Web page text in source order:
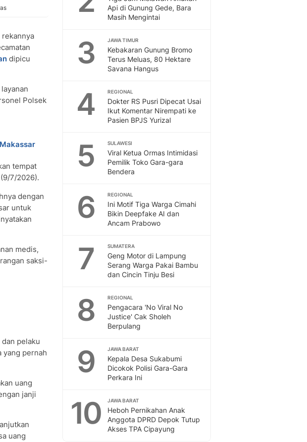
dipicu
Polsek
tempat
7/2026).
dengan
untuk
medis,
saksi-
pelaku
yang pernah
uang
janji
uang
Api di Gunung Gede, Bara
Masih Mengintai
3 JAWA TIMUR
Kebakaran Gunung Bromo
Terus Meluas, 80 Hektare
Savana Hangus
4 REGIONAL
Dokter RS Pusri Dipecat Usai
Ikut Komentar Nirempati ke
Pasien BPJS Yurizal
5 SULAWESI
Viral Ketua Ormas Intimidasi
Pemilik Toko Gara-gara
Bendera
6 REGIONAL
Ini Motif Tiga Warga Cimahi
Bikin Deepfake AI dan
Ancam Prabowo
7 SUMATERA
Geng Motor di Lampung
Serang Warga Pakai Bambu
dan Cincin Tinju Besi
8 REGIONAL
Pengacara 'No Viral No
Justice' Cak Sholeh
Berpulang
9 JAWA BARAT
Kepala Desa Sukabumi
Dicokok Polisi Gara-Gara
Perkara Ini
10 JAWA BARAT
Heboh Pernikahan Anak
Anggota DPRD Depok Tutup
Akses TPA Cipayung